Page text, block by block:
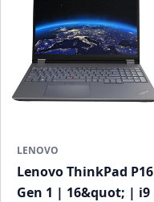
LENOVO
Lenovo ThinkPad P16
Gen 1 | 16&quot; | i9